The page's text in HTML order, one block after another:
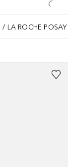
LA ROCHE